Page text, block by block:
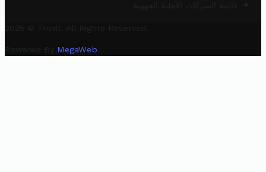
قائمة الشركات الأهلية الجهوية
2025 © Trovit. All Rights Reserved.
Powered By MegaWeb